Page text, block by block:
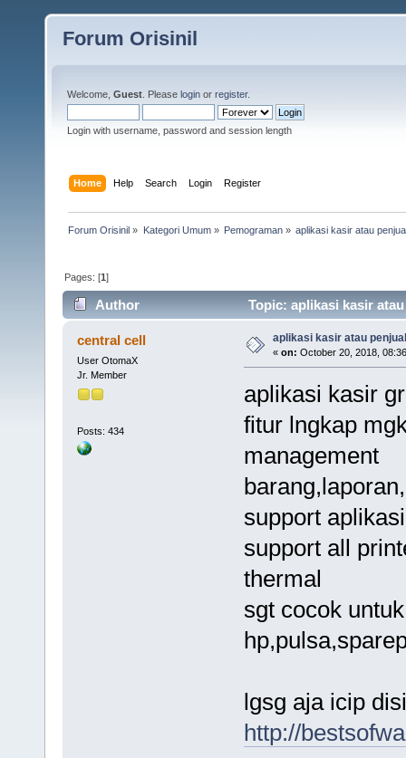
Forum Orisinil
Welcome, Guest . Please login or register.
Login with username, password and session length
Home Help Search Login Register
Forum Orisinil » Kategori Umum» Pemograman» aplikasi kasir atau
Pages: [1]
Author Topic: aplikasi kasir
central cell
User OtomaX
Jr. Member
Posts: 434
aplikasi kasir atau
« on: October 20, 2018,
aplikasi kasir
fitur lngkap
management
support
support all
thermal
sgt cocok
lgsg aja icip
http://